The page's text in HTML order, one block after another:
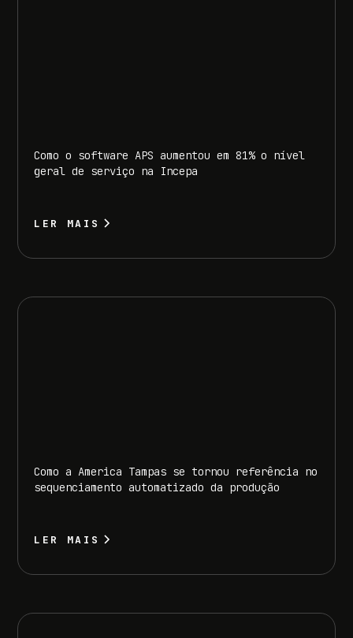
Como o software APS aumentou em 81% o nível
geral de serviço na Incepa
LER MAIS
Como a America Tampas se tornou referência no
sequenciamento automatizado da produção
LER MAIS